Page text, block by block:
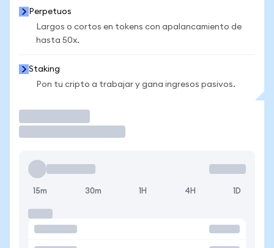
Perpetuos
Largos o cortos en tokens con apalancamiento de
hasta 50x.
Staking
Pon tu cripto a trabajar y gana ingresos pasivos.
15m 30m 1H 4H 1D